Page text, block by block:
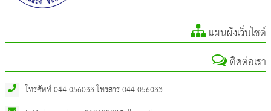
แผนผังเว็บไซต์
ติดต่อเรา
โทรศัพท์ 044-056033 โทรสาร 044-056033